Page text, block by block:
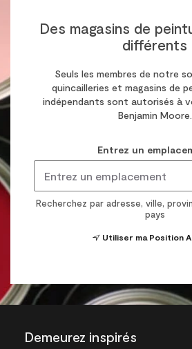
Des magasins de
différents
Seuls les membres de notre
quincailleries et magasins de
indépendants sont autorisés à
Benjamin Moore.
Entrez un
Recherchez par adresse, ville,
pays
Utiliser ma Position
Demeurez inspirés